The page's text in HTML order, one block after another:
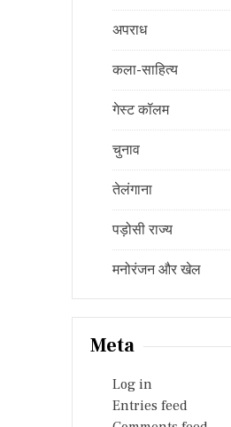
अपराध
कला-साहित्य
गेस्ट कॉलम
चुनाव
तेलंगाना
पड़ोसी राज्य
मनोरंजन और खेल
Meta
Log in
Entries feed